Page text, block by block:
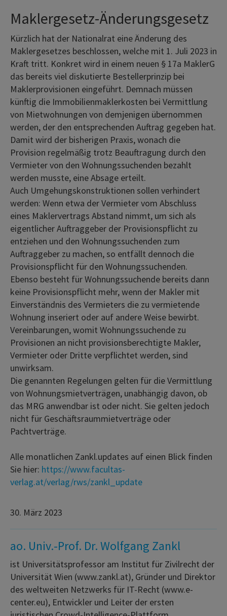
Maklergesetz-Änderungsgesetz
Kürzlich hat der Nationalrat eine Änderung des
Maklergesetzes beschlossen, welche mit 1. Juli 2023 in
Kraft tritt. Konkret wird in einem neuen § 17a MaklerG
das bereits viel diskutierte Bestellerprinzip bei
Maklerprovisionen eingeführt. Demnach müssen
künftig die Immobilienmaklerkosten bei Vermittlung
von Mietwohnungen von demjenigen übernommen
werden, der den entsprechenden Auftrag gegeben hat.
Damit wird der bisherigen Praxis, wonach die
Provision regelmäßig trotz Beauftragung durch den
Vermieter von den Wohnungssuchenden bezahlt
werden musste, eine Absage erteilt.
Auch Umgehungskonstruktionen sollen verhindert
werden: Wenn etwa der Vermieter vom Abschluss
eines Maklervertrags Abstand nimmt, um sich als
eigentlicher Auftraggeber der Provisionspflicht zu
entziehen und den Wohnungssuchenden zum
Auftraggeber zu machen, so entfällt dennoch die
Provisionspflicht für den Wohnungssuchenden.
Ebenso besteht für Wohnungssuchende bereits dann
keine Provisionspflicht mehr, wenn der Makler mit
Einverständnis des Vermieters die zu vermietende
Wohnung inseriert oder auf andere Weise bewirbt.
Vereinbarungen, womit Wohnungssuchende zu
Provisionen an nicht provisionsberechtigte Makler,
Vermieter oder Dritte verpflichtet werden, sind
unwirksam.
Die genannten Regelungen gelten für die Vermittlung
von Wohnungsmietverträgen, unabhängig davon, ob
das MRG anwendbar ist oder nicht. Sie gelten jedoch
nicht für Geschäftsraummietverträge oder
Pachtverträge.
Alle monatlichen Zankl.updates auf einen Blick finden
Sie hier: https://www.facultas-
verlag.at/verlag/rws/zankl_update
30. März 2023
ao. Univ.-Prof. Dr. Wolfgang Zankl
ist Universitätsprofessor am Institut für Zivilrecht der
Universität Wien (www.zankl.at), Gründer und Direktor
des weltweiten Netzwerks für IT-Recht (www.e-
center.eu), Entwickler und Leiter der ersten